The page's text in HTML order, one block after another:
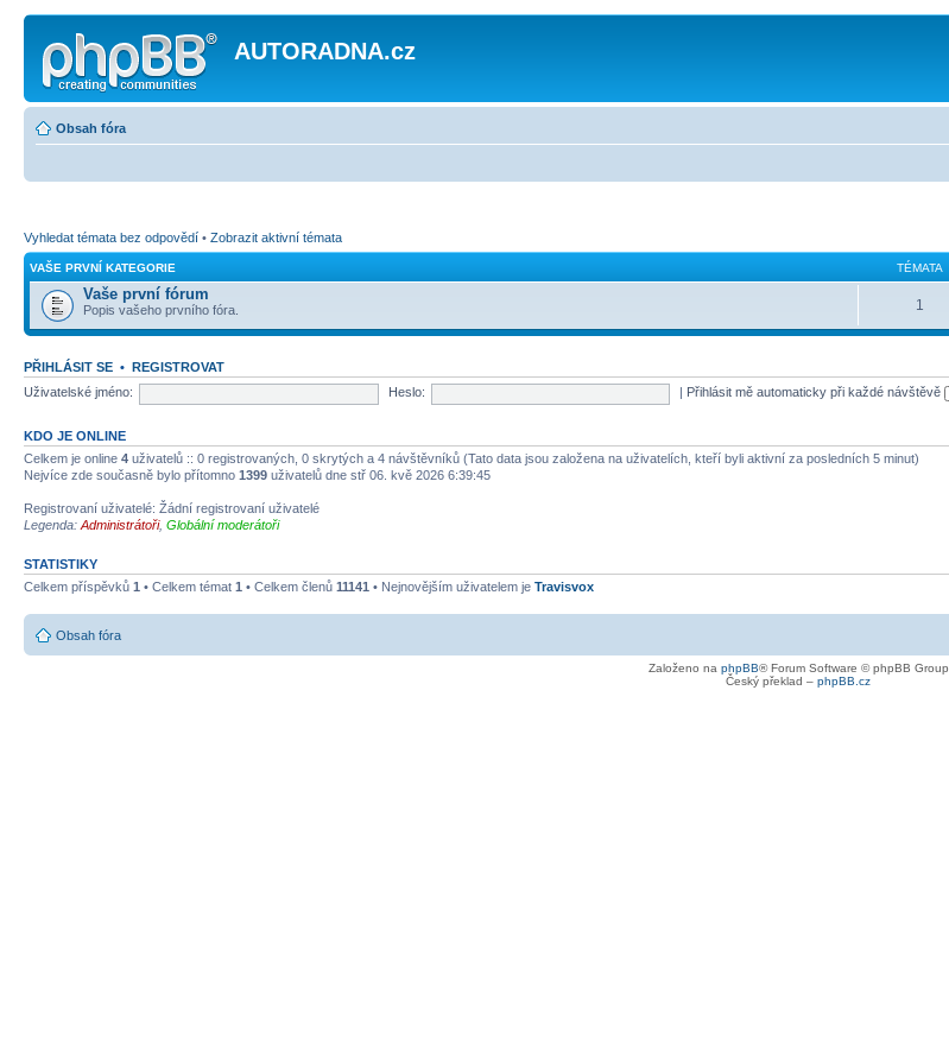
AUTORADNA.cz
Obsah fóra
Vyhledat témata bez odpovědí • Zobrazit aktivní témata
VAŠE PRVNÍ KATEGORIE TÉMATA
Vaše první fórum
Popis vašeho prvního fóra. 1
PŘIHLÁSIT SE • REGISTROVAT
Uživatelské jméno:
Heslo: Přihlásit mě automaticky při každé návštěvě
KDO JE ONLINE
Celkem je online 4 uživatelů :: 0 registrovaných, 0 skrytých a 4 návštěvníků (Tato data jsou založena na uživatelích, kteří byli aktivní za posledních 5 minut)
Nejvíce zde současně bylo přítomno 1399 uživatelů dne stř 06. kvě 2026 6:39:45
Registrovaní uživatelé: Žádní registrovaní uživatelé
Legenda: Administrátoři, Globální moderátoři
STATISTIKY
Celkem příspěvků 1 • Celkem témat 1 • Celkem členů 11141 • Nejnovějším uživatelem je Travisvox
Obsah fóra
Založeno na phpBB® Forum Software © phpBB Group
Český překlad – phpBB.cz